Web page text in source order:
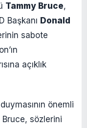
Tammy Bruce,
Başkanı Donald
sabote
açıklık
önemli
sözlerini